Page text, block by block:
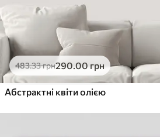
483.33грн290.00грн
Абстрактні квіти олією